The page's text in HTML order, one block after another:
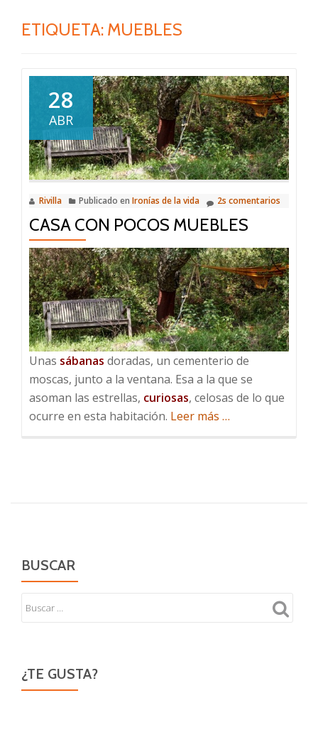
ETIQUETA: MUEBLES
28
ABR
Rivilla Publicado en Ironías de la vida 2s comentarios
CASA CON POCOS MUEBLES
Unas sábanas doradas, un cementerio de
moscas, junto a la ventana. Esa a la que se
asoman las estrellas, curiosas, celosas de lo que
ocurre en esta habitación. Leer más acerca
muebles
…
BUSCAR
¿TE GUSTA?